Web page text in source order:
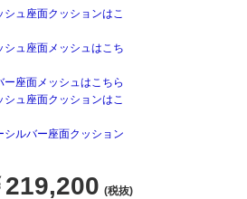
ュ座面クッションはこ
ュ座面メッシュはこち
座面メッシュはこちら
ュ座面クッションはこ
ルバー座面クッション
219,200 (税抜)